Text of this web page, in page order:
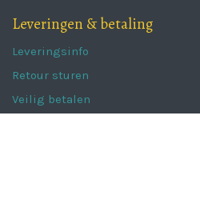
Leveringen & betaling
Leveringsinfo
Retour sturen
Veilig betalen